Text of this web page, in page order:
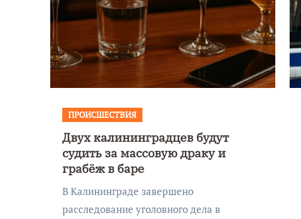
ПРОИСШЕСТВИЯ
Двух калининградцев будут
судить за массовую драку и
грабёж в баре
В Калининграде завершено
расследование уголовного дела в
Уникальное
северное сияние
запечатлели над
Балтикой